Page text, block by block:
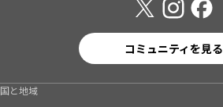
コミュニティを見る
国と地域